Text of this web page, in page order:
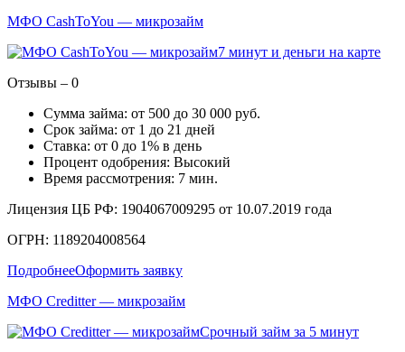
МФО CashToYou — микрозайм
7 минут и деньги на карте
Отзывы – 0
Сумма займа: от 500 до 30 000 руб.
Срок займа: от 1 до 21 дней
Ставка: от 0 до 1% в день
Процент одобрения: Высокий
Время рассмотрения: 7 мин.
Лицензия ЦБ РФ: 1904067009295 от 10.07.2019 года
ОГРН: 1189204008564
ПодробнееОформить заявку
МФО Creditter — микрозайм
Срочный займ за 5 минут